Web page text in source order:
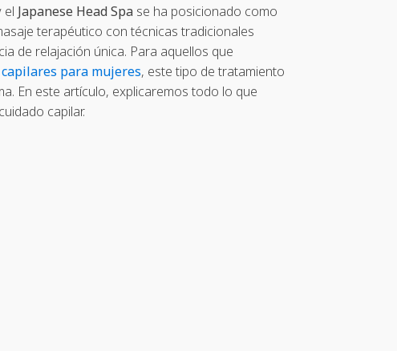
el Japanese Head Spa se ha posicionado como
terapéutico con técnicas tradicionales
de relajación única. Para aquellos que
para mujeres, este tipo de tratamiento
En este artículo, explicaremos todo lo que
capilar.